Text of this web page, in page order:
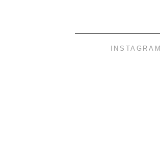
INSTAGRAM